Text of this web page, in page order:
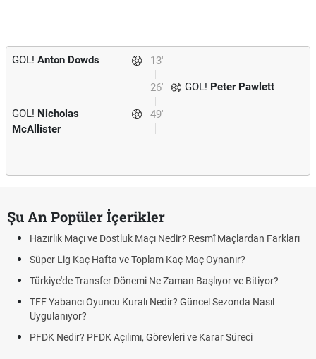
13'
GOL! Anton Dowds
26' GOL! Peter Pawlett
49'
GOL! Nicholas
McAllister
Şu An Popüler İçerikler
Hazırlık Maçı ve Dostluk Maçı Nedir? Resmî Maçlardan Farkları
Süper Lig Kaç Hafta ve Toplam Kaç Maç Oynanır?
Türkiye'de Transfer Dönemi Ne Zaman Başlıyor ve Bitiyor?
TFF Yabancı Oyuncu Kuralı Nedir? Güncel Sezonda Nasıl
Uygulanıyor?
PFDK Nedir? PFDK Açılımı, Görevleri ve Karar Süreci